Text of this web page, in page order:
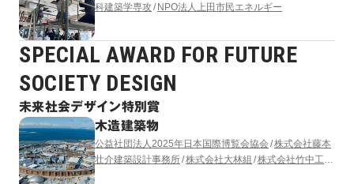
科建築学専攻 NPO法人上田市民エネルギー
SPECIAL AWARD FOR FUTURE
SOCIETY DESIGN
未来社会デザイン特別賞
木造建築物
公益社団法人2025年日本国際博覧会協会 株式会社藤本
壮介建築設計事務所 株式会社大林組 株式会社竹中工務